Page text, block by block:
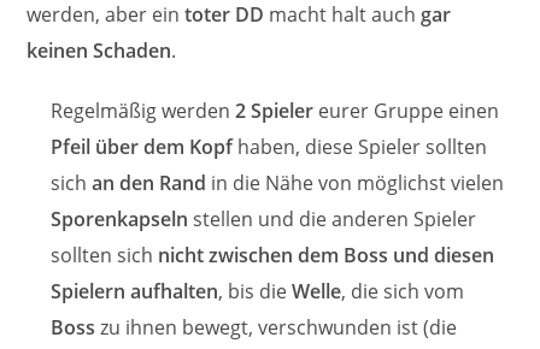
werden, aber eintoter DD macht halt auch gar
keinen Schaden.
Regelmäßig werden2 Spieler eurer Gruppe einen
Pfeil über dem Kopfhaben, diese Spieler sollten
sichan den Rand in die Nähe von möglichst vielen
Sporenkapseln stellen und die anderen Spieler
sollten sich nicht zwischen dem Boss und diesen
Spielern aufhalten, bis dieWelle, die sich vom
Bosszu ihnen bewegt, verschwunden ist (die